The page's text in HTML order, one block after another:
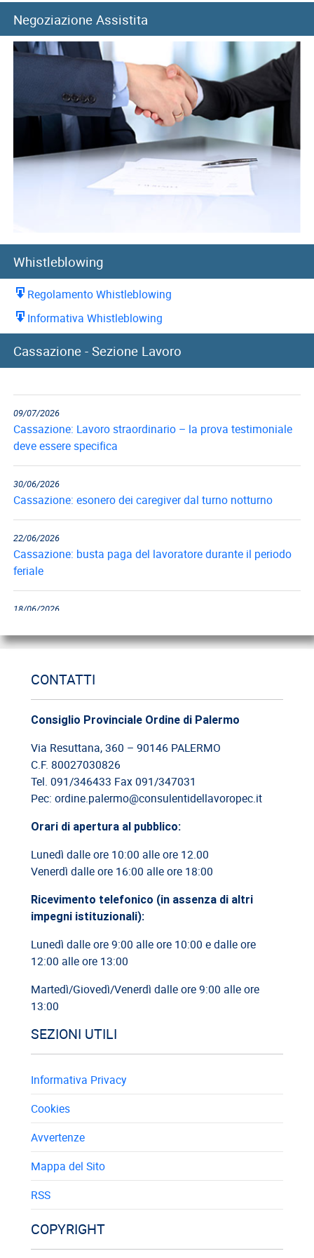
Negoziazione Assistita
Whistleblowing
Regolamento Whistleblowing
Informativa Whistleblowing
Cassazione - Sezione Lavoro
Cassazione: recupero indennità di preavviso in caso di
reintegra del...
09/07/2026
Cassazione: Lavoro straordinario – la prova testimoniale
deve essere specifica
30/06/2026
Cassazione: esonero dei caregiver dal turno notturno
22/06/2026
Cassazione: busta paga del lavoratore durante il periodo
feriale
18/06/2026
Cassazione: estorsione e insicurezza sul posto di lavoro
09/06/2026
Cassazione: responsabilità del committente privato
08/06/2026
Cassazione: legittimità del licenziamento con email
03/06/2026
Cassazione: responsabilità limitata del direttore dei lavori
26/05/2026
Cassazione: rischi relativi alla informazione-formazione
CONTATTI
Consiglio Provinciale Ordine di Palermo
Via Resuttana, 360 – 90146 PALERMO
C.F. 80027030826
Tel. 091/346433 Fax 091/347031
Pec: ordine.palermo@consulentidellavoropec.it
Orari di apertura al pubblico:
Lunedì dalle ore 10:00 alle ore 12.00
Venerdì dalle ore 16:00 alle ore 18:00
Ricevimento telefonico (in assenza di altri
impegni istituzionali):
Lunedì dalle ore 9:00 alle ore 10:00 e dalle ore
12:00 alle ore 13:00
Martedì/Giovedì/Venerdì dalle ore 9:00 alle ore
13:00
SEZIONI UTILI
Informativa Privacy
Cookies
Avvertenze
Mappa del Sito
RSS
COPYRIGHT